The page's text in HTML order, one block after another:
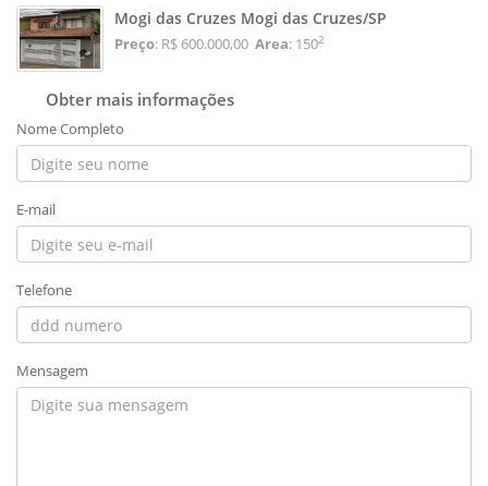
Mogi das Cruzes Mogi das Cruzes/SP
Preço: R$ 600.000,00 Area: 1502
Obter mais informações
Nome Completo
E-mail
Telefone
Mensagem